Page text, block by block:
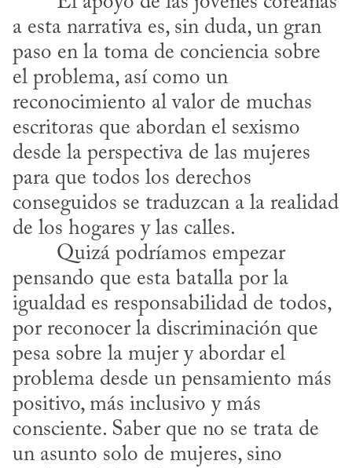
a esta narrativa es, sin duda, un gran
paso en la toma de conciencia sobre
el problema, así como un
reconocimiento al valor de muchas
escritoras que abordan el sexismo
desde la perspectiva de las mujeres
para que todos los derechos
conseguidos se traduzcan a la realidad
de los hogares y las calles.
pensando que esta batalla por la
igualdad es responsabilidad de todos,
por reconocer la discriminación que
pesa sobre la mujer y abordar el
problema desde un pensamiento más
positivo, más inclusivo y más
consciente. Saber que no se trata de
un asunto solo de mujeres, sino